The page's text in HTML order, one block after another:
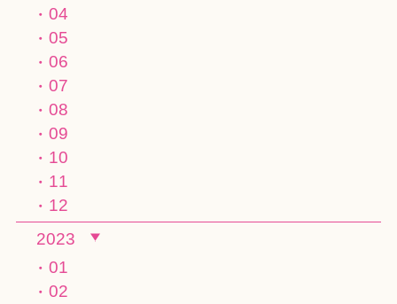
04
05
06
07
08
09
10
11
12
2023
01
02